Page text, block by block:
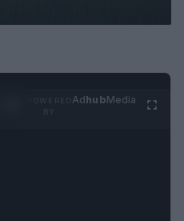
AdhubMedia